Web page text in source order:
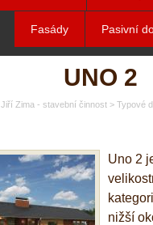
Fasády Pasivní
UNO 2
Jiří Zima - stavební činnost > Typové
Uno 2
nižší